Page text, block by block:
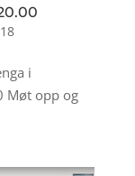
i
Møt opp og